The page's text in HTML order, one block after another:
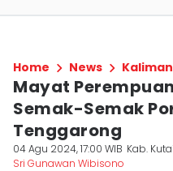
Home News
Mayat
Semak-Semak
Tenggarong
04 Agu 2024, 17:00 WIB Kab.
Sri Gunawan Wibisono